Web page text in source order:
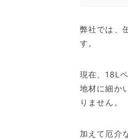
弊社では、
す。
現在、18L
地材に細か
りません。
加えて厄介